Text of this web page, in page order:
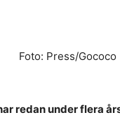
redan under flera